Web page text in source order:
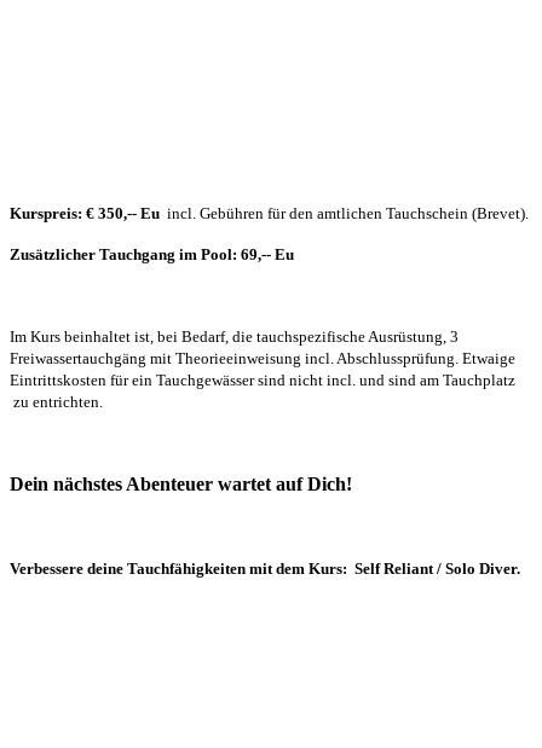
Kurspreis: € 350,-- Eu incl. Gebühren für den amtlichen Tauchschein (Brevet).
Zusätzlicher Tauchgang im Pool: 69,-- Eu
Im Kurs beinhaltet ist, bei Bedarf, die tauchspezifische Ausrüstung, 3
Freiwassertauchgäng mit Theorieeinweisung incl. Abschlussprüfung. Etwaige
Eintrittskosten für ein Tauchgewässer sind nicht incl. und sind am Tauchplatz
zu entrichten.
Dein nächstes Abenteuer wartet auf Dich!
Verbessere deine Tauchfähigkeiten mit dem Kurs: Self Reliant / Solo Diver.